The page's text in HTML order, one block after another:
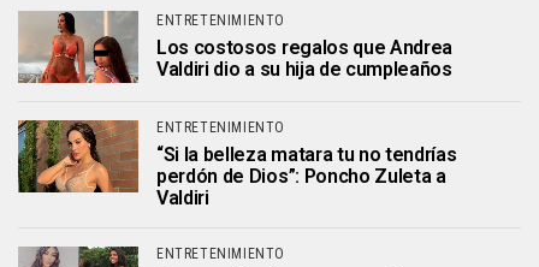
ENTRETENIMIENTO
Los costosos regalos que Andrea
Valdiri dio a su hija de cumpleaños
ENTRETENIMIENTO
“Si la belleza matara tu no tendrías
perdón de Dios”: Poncho Zuleta a
Valdiri
ENTRETENIMIENTO